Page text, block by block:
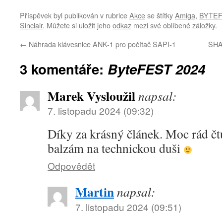
Příspěvek byl publikován v rubriceAkcese štítkyAmiga,
Sinclair. Můžete si uložit jehoodkaz mezi své oblíbené záložky.
← Náhrada klávesnice ANK-1 pro počítač SAPI-1
3 komentáře: ByteFEST 2024
Marek Vysloužilnapsal:
7. listopadu 2024 (09:32)
Díky za krásný článek. Moc rád
balzám na technickou duši
Odpovědět
Martinnapsal:
7. listopadu 2024 (09:51)